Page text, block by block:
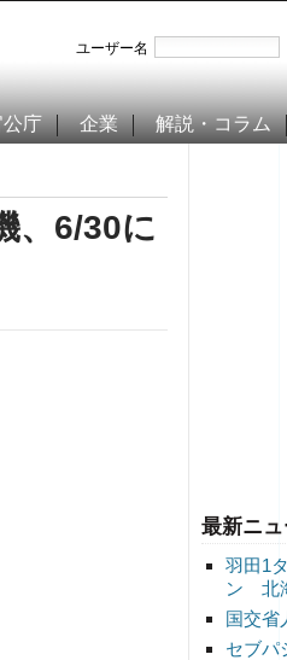
ユーザー名
公庁 企業 解説・コラム
最新ニュ
羽田1
ン 北
国交省
セブパ
、6/30に